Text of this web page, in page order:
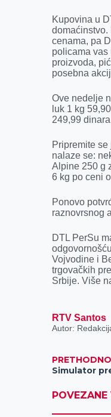
o
o
k
Kupovina u
cenama, pa
policama vas
proizvoda,
posebna
Ove nedelje
luk 1 kg
249,99
Pripremite
nalaze se:
Alpine 250 g
6 kg po ceni
Ponovo
raznovrsnog
DTL PerSu
Vojvodine i
trgovačkih
Srbije. Više
RTV Santos
Autor:
PRETHODNO
POVEZANE